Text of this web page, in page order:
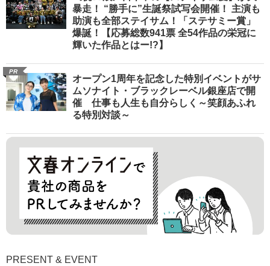
暴走！ “勝手に”生誕祭試写会開催！ 主演も
助演も全部ステイサム！「ステサミー賞」
爆誕！【応募総数941票 全54作品の栄冠に
輝いた作品とはー!?】
PR
オープン1周年を記念した特別イベントがサ
ムソナイト・ブラックレーベル銀座店で開
催 仕事も人生も自分らしく～笑顔あふれ
る特別対談～
PRESENT & EVENT